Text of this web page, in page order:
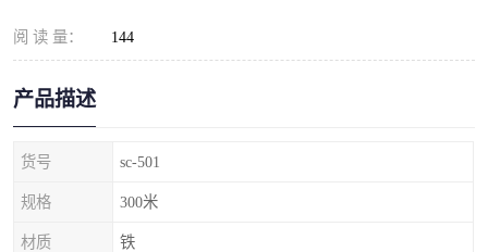
阅 读 量： 144
产品描述
货号 sc-501
规格 300米
材质 铁